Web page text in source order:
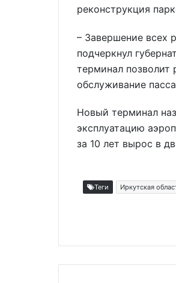
реконструкция
– Завершение всех
подчеркнул
терминал позволит
обслуживание
Новый терминал
эксплуатацию
за 10 лет вырос в
Теги Иркутская